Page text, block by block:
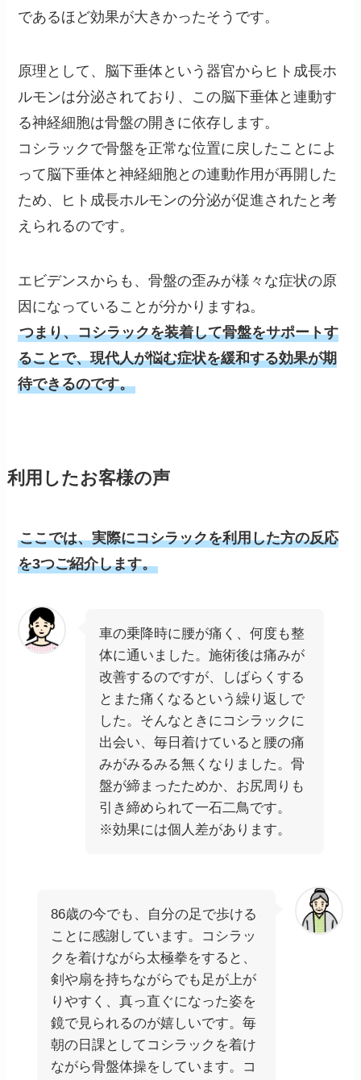
であるほど効果が大きかったそうです。
原理として、脳下垂体という器官からヒト成長ホ
ルモンは分泌されており、この脳下垂体と連動す
る神経細胞は骨盤の開きに依存します。
コシラックで骨盤を正常な位置に戻したことによ
って脳下垂体と神経細胞との連動作用が再開した
ため、ヒト成長ホルモンの分泌が促進されたと考
えられるのです。
エビデンスからも、骨盤の歪みが様々な症状の原
因になっていることが分かりますね。
つまり、コシラックを装着して骨盤をサポートす
ることで、現代人が悩む症状を緩和する効果が期
待できるのです。
利用したお客様の声
ここでは、実際にコシラックを利用した方の反応
を3つご紹介します。
車の乗降時に腰が痛く、何度も整
体に通いました。施術後は痛みが
改善するのですが、しばらくする
とまた痛くなるという繰り返しで
した。そんなときにコシラックに
出会い、毎日着けていると腰の痛
みがみるみる無くなりました。骨
盤が締まったためか、お尻周りも
引き締められて一石二鳥です。
※効果には個人差があります。
86歳の今でも、自分の足で歩ける
ことに感謝しています。コシラッ
クを着けながら太極拳をすると、
剣や扇を持ちながらでも足が上が
りやすく、真っ直ぐになった姿を
鏡で見られるのが嬉しいです。毎
朝の日課としてコシラックを着け
ながら骨盤体操をしています。コ